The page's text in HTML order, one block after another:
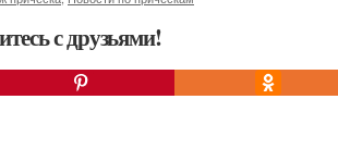
с друзьями!